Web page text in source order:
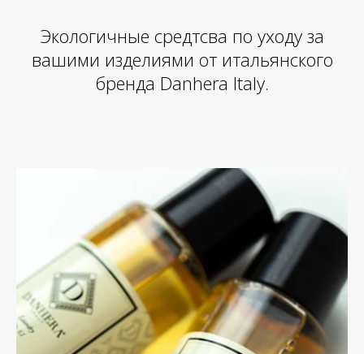
Экологичные средтсва по уходу за
вашими изделиями от итальянского
бренда Danhera Italy.